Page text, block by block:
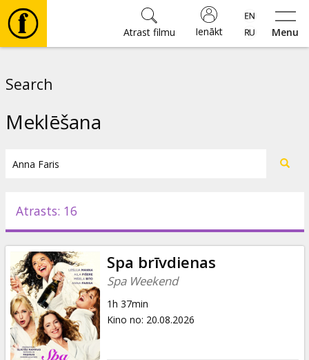
Menu
Ienākt
Atrast filmu
Pasākumi
Ziņas
Dāvanu
kartes
Search
Meklēšana
Atrasts: 16
Spa brīvdienas
Spa Weekend
1h 37min
Kino no: 20.08.2026